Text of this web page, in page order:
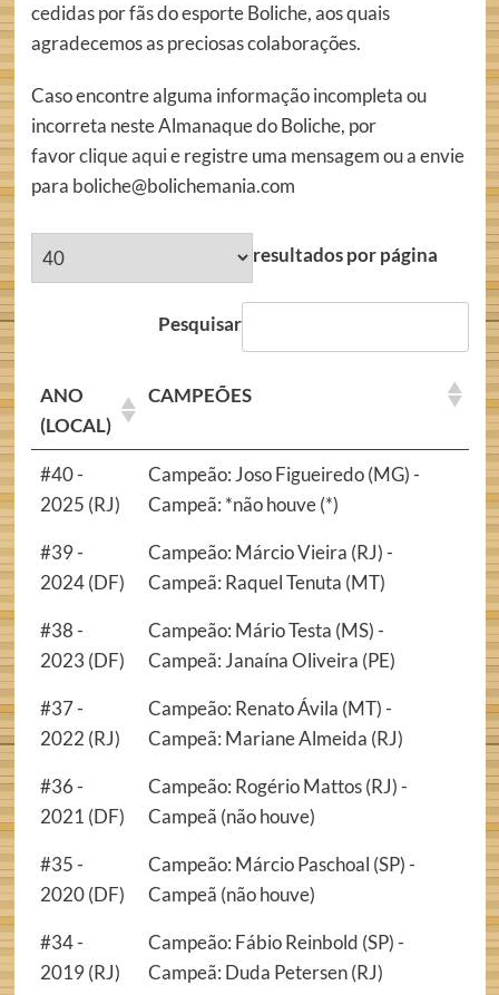
cedidas por fãs do esporte Boliche, aos quais
agradecemos as preciosas colaborações.
Caso encontre alguma informação incompleta ou
incorreta neste Almanaque do Boliche, por
favorclique aquie registre uma mensagem ou a envie
para boliche@bolichemania.com
resultados por página
Pesquisar
ANO
(LOCAL)
CAMPEÕES
#40 -
2025 (RJ)
Campeão: Joso Figueiredo (MG) -
Campeã: *não houve (*)
#39 -
2024 (DF)
Campeão: Márcio Vieira (RJ) -
Campeã: Raquel Tenuta (MT)
#38 -
2023 (DF)
Campeão: Mário Testa (MS) -
Campeã: Janaína Oliveira (PE)
#37 -
2022 (RJ)
Campeão: Renato Ávila (MT) -
Campeã: Mariane Almeida (RJ)
#36 -
2021 (DF)
Campeão: Rogério Mattos (RJ) -
Campeã (não houve)
#35 -
2020 (DF)
Campeão: Márcio Paschoal (SP) -
Campeã (não houve)
#34 -
2019 (RJ)
Campeão: Fábio Reinbold (SP) -
Campeã: Duda Petersen (RJ)